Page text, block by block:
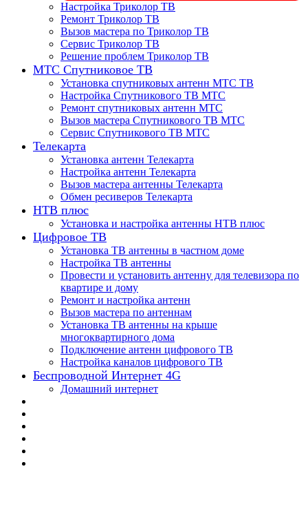
Настройка Триколор ТВ
Ремонт Триколор ТВ
Вызов мастера по Триколор ТВ
Сервис Триколор ТВ
Решение проблем Триколор ТВ
МТС Спутниковое ТВ
Установка спутниковых антенн МТС ТВ
Настройка Спутникового ТВ МТС
Ремонт спутниковых антенн МТС
Вызов мастера Спутникового ТВ МТС
Сервис Спутникового ТВ МТС
Телекарта
Установка антенн Телекарта
Настройка антенн Телекарта
Вызов мастера антенны Телекарта
Обмен ресиверов Телекарта
НТВ плюс
Установка и настройка антенны НТВ плюс
Цифровое ТВ
Установка ТВ антенны в частном доме
Настройка ТВ антенны
Провести и установить антенну для телевизора по
квартире и дому
Ремонт и настройка антенн
Вызов мастера по антеннам
Установка ТВ антенны на крыше
многоквартирного дома
Подключение антенн цифрового ТВ
Настройка каналов цифрового ТВ
Беспроводной Интернет 4G
Домашний интернет